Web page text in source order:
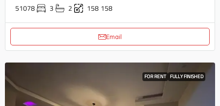
51078 3 2 158158
Email
FOR RENT FULLY FINISHED